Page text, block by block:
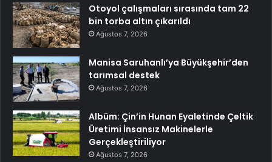
Otoyol çalışmaları sırasında tam 22
bin torba altın çıkarıldı
Ağustos 7, 2026
Manisa Saruhanlı’ya Büyükşehir’den
tarımsal destek
Ağustos 7, 2026
Albüm: Çin’in Hunan Eyaletinde Çeltik
Üretimi İnsansız Makinelerle
Gerçekleştiriliyor
Ağustos 7, 2026